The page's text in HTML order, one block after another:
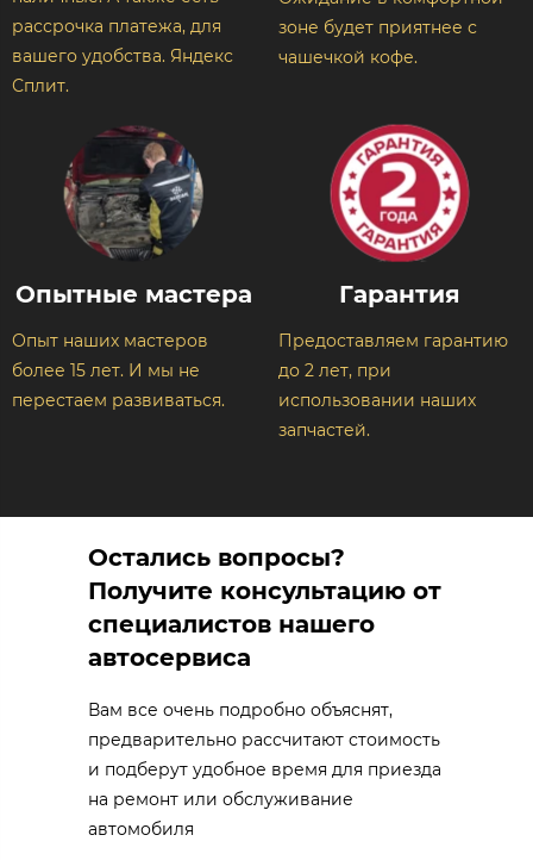
рассрочка платежа, для
вашего удобства. Яндекс
Сплит.
зоне будет приятнее с
чашечкой кофе.
Опытные мастера​
Опыт наших мастеров
более 15 лет. И мы не
перестаем развиваться.
Гарантия
Предоставляем гарантию
до 2 лет, при
использовании наших
запчастей.
Остались вопросы?
Получите консультацию от
специалистов нашего
автосервиса
Вам все очень подробно объяснят,
предварительно рассчитают стоимость
и подберут удобное время для приезда
на ремонт или обслуживание
автомобиля